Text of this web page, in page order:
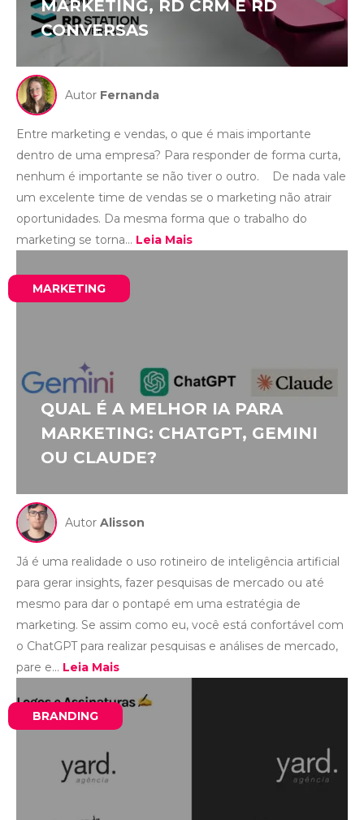
MARKETING, RD CRM E RD
CONVERSAS
Autor Fernanda
Entre marketing e vendas, o que é mais importante
dentro de uma empresa? Para responder de forma curta,
nenhum é importante se não tiver o outro. De nada vale
um excelente time de vendas se o marketing não atrair
oportunidades. Da mesma forma que o trabalho do
marketing se torna... Leia Mais
MARKETING
QUAL É A MELHOR IA PARA
MARKETING: CHATGPT, GEMINI
OU CLAUDE?
Autor Alisson
Já é uma realidade o uso rotineiro de inteligência artificial
para gerar insights, fazer pesquisas de mercado ou até
mesmo para dar o pontapé em uma estratégia de
marketing. Se assim como eu, você está confortável com
o ChatGPT para realizar pesquisas e análises de mercado,
pare e... Leia Mais
BRANDING